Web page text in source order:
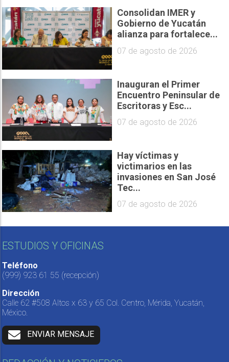
Consolidan IMER y
Gobierno de Yucatán
alianza para fortalece...
07 de agosto de 2026
Inauguran el Primer
Encuentro Peninsular de
Escritoras y Esc...
07 de agosto de 2026
Hay víctimas y
victimarios en las
invasiones en San José
Tec...
07 de agosto de 2026
ESTUDIOS Y OFICINAS
Teléfono
(999) 923 61 55 (recepción)
Dirección
Calle 62 #508 Altos x 63 y 65 Col. Centro, Mérida, Yucatán,
México.
ENVIAR MENSAJE